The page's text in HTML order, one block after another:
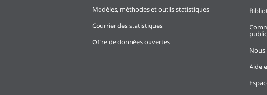
Modèles, méthodes et outils statistiques
Courrier des statistiques
Offre de données ouvertes
Nous
Aide